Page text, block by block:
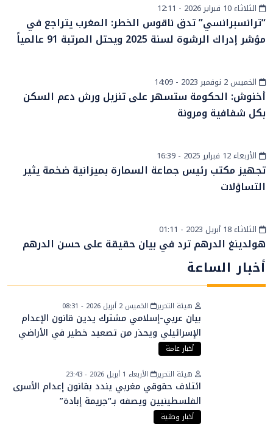
أخبار وطنيةالثلاثاء 10 فبراير 2026 - 12:11
“ترانسبرانسي” تدق ناقوس الخطر: المغرب يتراجع في
مؤشر إدراك الرشوة لسنة 2025 ويحتل المرتبة 91 عالمياً
أخبار وطنية
الخميس 2 نوفمبر 2023 - 14:09
أخنوش: الحكومة ستسهر على تنزيل ورش دعم السكن
بكل شفافية ومرونة
أخبار الصحراءالأربعاء 12 فبراير 2025 - 16:39
تجهيز مكتب رئيس جماعة السمارة بميزانية ضخمة يثير
التساؤلات
إقتصادالثلاثاء 18 أبريل 2023 - 01:11
هولدينغ الدرهم ترد في بيان حقيقة على حسن الدرهم
أخبار الساعة
هيئة التحرير الخميس 2 أبريل 2026 - 08:31
بيان عربي-إسلامي مشترك يدين قانون الإعدام
الإسرائيلي ويحذر من تصعيد خطير في الأراضي
الفلسطينية
أخبار عامة
هيئة التحرير
الأربعاء 1 أبريل 2026 - 23:43
ائتلاف حقوقي مغربي يندد بقانون إعدام الأسرى
الفلسطينيين ويصفه بـ“جريمة إبادة”
أخبار وطنية